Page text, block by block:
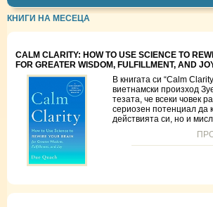
КНИГИ НА МЕСЕЦА
CALM CLARITY: HOW TO USE SCIENCE TO
FOR GREATER WISDOM, FULFILLMENT, AND
В книгата си “Calm
виетнамски произход
тезата, че всеки човек
сериозен потенциал да
действията си, но и